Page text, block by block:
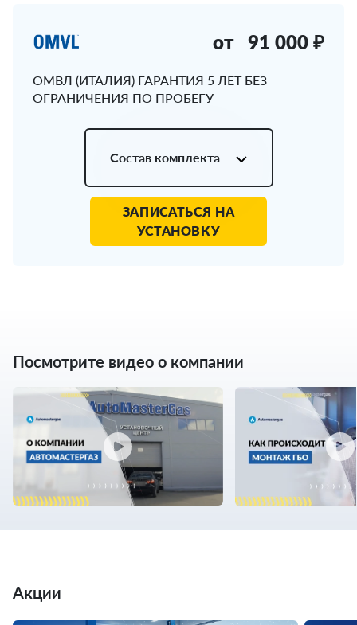
ОМВЛ (ИТАЛИЯ) ГАРАНТИЯ 5 ЛЕТ БЕЗ
ОГРАНИЧЕНИЯ ПО ПРОБЕГУ
от 91 000 ₽
Состав комплекта
ЗАПИСАТЬСЯ НА
УСТАНОВКУ
Посмотрите видео о компании
Акции